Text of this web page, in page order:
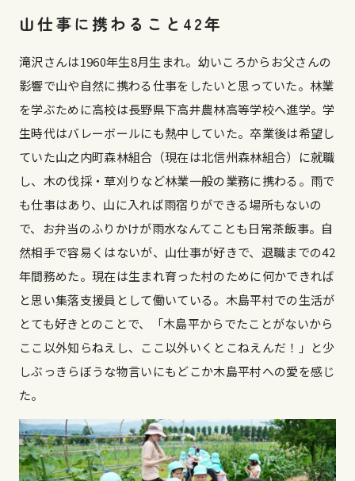
山仕事に携わること42年
滝沢さんは1960年生8月生まれ。幼いころからお父さんの
影響で山や自然に携わる仕事をしたいと思っていた。林業
を学ぶために高校は長野県下高井農林高等学校へ進学。学
生時代はバレーボールにも熱中していた。卒業後は希望し
ていた山之内町森林組合（現在は北信州森林組合）に就職
し、木の伐採・草刈りなど林業一般の業務に携わる。雨で
も仕事はあり、山に入れば雨宿りができる場所もないの
で、お弁当のふりかけが雨水なんてことも日常茶飯事。自
然相手で容易くはないが、山仕事が好きで、退職までの42
年間務めた。現在は生まれ育った村のために何かできれば
と思い集落支援員として働いている。木島平村での生活が
とても好きとのことで、「木島平からでたことがないから
ここ以外知らねえし、ここ以外いくとこねえんだ！」と少
しぶっきらぼうな物言いにもどこか木島平村への愛を感じ
た。